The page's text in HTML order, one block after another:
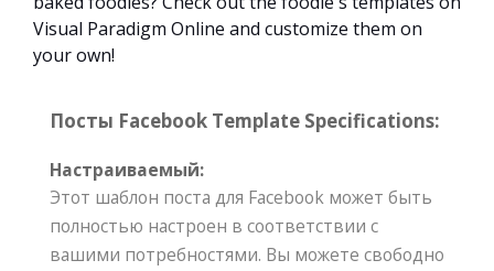
Visual Paradigm Online and customize them on
your own!
Посты Facebook Template Specifications:
Настраиваемый:
Этот шаблон поста для Facebook может быть
полностью настроен в соответствии с
вашими потребностями. Вы можете свободно